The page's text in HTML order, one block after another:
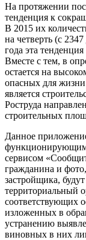
На протяжении
тенденция к
В 2015 их
на четверть (с
года эта
Вместе с тем, в
остается на
опасных для жизни
является
Роструда
строительных
Данное
функционирующим
сервисом
гражданина и
застройщика,
территориальный
соответствующих
изложенных в
устранению
виновных в них